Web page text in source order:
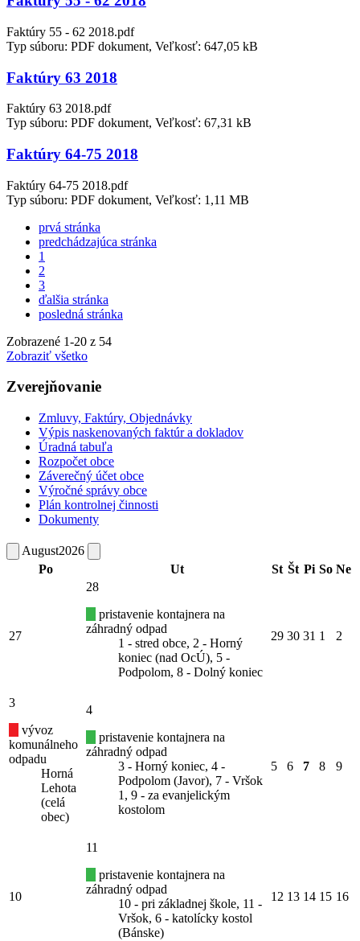
Faktúry 55 - 62 2018.pdf
Typ súboru: PDF dokument, Veľkosť: 647,05 kB
Faktúry 63 2018
Faktúry 63 2018.pdf
Typ súboru: PDF dokument, Veľkosť: 67,31 kB
Faktúry 64-75 2018
Faktúry 64-75 2018.pdf
Typ súboru: PDF dokument, Veľkosť: 1,11 MB
prvá stránka
predchádzajúca stránka
1
2
3
ďalšia stránka
posledná stránka
Zobrazené 1-20 z 54
Zobraziť všetko
Zverejňovanie
Zmluvy, Faktúry, Objednávky
Výpis naskenovaných faktúr a dokladov
Úradná tabuľa
Rozpočet obce
Záverečný účet obce
Výročné správy obce
Plán kontrolnej činnosti
Dokumenty
August2026
Po
Ut St Št Pi So Ne
27
28
pristavenie kontajnera na
záhradný odpad
1 - stred obce, 2 - Horný
koniec (nad OcÚ), 5 -
Podpolom, 8 - Dolný koniec
29 30 31 1 2
3
vývoz
komunálneho
odpadu
Horná
Lehota
(celá
obec)
4
pristavenie kontajnera na
záhradný odpad
3 - Horný koniec, 4 -
Podpolom (Javor), 7 - Vršok
1, 9 - za evanjelickým
kostolom
5 6 7 8 9
10
11
pristavenie kontajnera na
záhradný odpad
10 - pri základnej škole, 11 -
Vršok, 6 - katolícky kostol
(Bánske)
12 13 14 15 16